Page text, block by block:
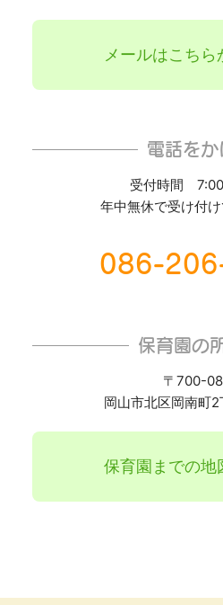
メールはこち
電話をか
受付時間
年中無休で受け付け
086-
保育園の
〒700-
岡山市北区岡南町
保育園までの地